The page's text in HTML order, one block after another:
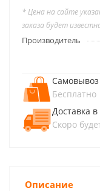
* Цена на сайте
заказа будет
Производитель
Бесплатно
Доставка
Скоро
Описание